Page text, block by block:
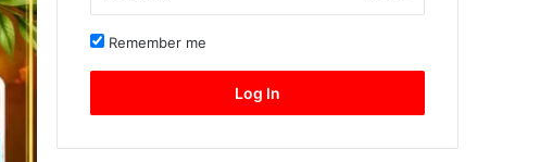
Remember me
Log In